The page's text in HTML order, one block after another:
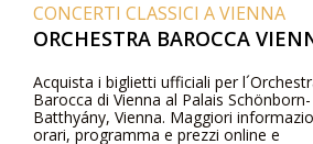
CONCERTI CLASSICI A VIENNA
ORCHESTRA BAROCCA
Acquista i biglietti ufficiali per
Barocca di Vienna al Palais Schönborn-
Batthyány, Vienna. Maggiori
orari, programma e prezzi online e